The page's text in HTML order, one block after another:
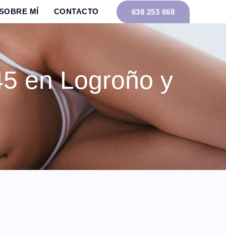
MÍ CONTACTO 638 253 668
en Logroño y